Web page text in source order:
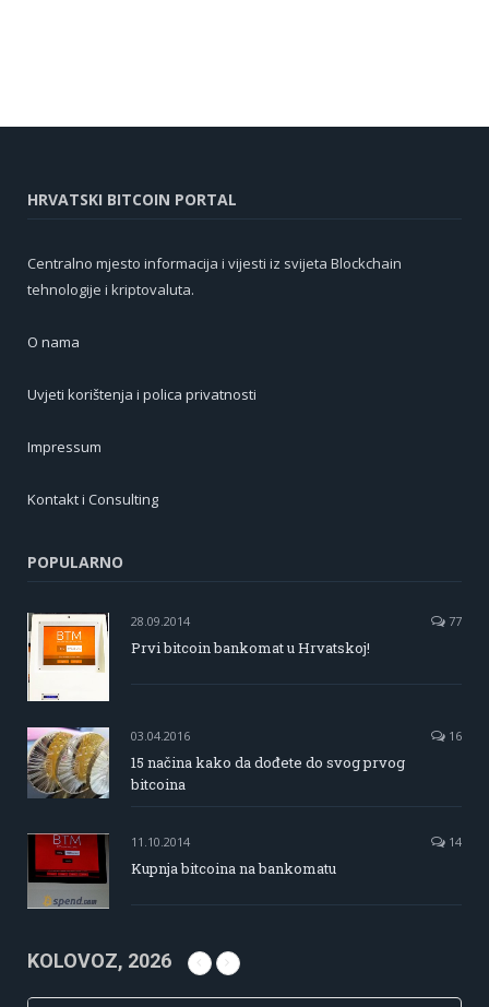
HRVATSKI BITCOIN PORTAL
Centralno mjesto informacija i vijesti iz svijeta Blockchain
tehnologije i kriptovaluta.
O nama
Uvjeti korištenja i polica privatnosti
Impressum
Kontakt i Consulting
POPULARNO
28.09.2014 77
Prvi bitcoin bankomat u Hrvatskoj!
03.04.2016 16
15 načina kako da dođete do svog prvog
bitcoina
11.10.2014 14
Kupnja bitcoina na bankomatu
KOLOVOZ, 2026